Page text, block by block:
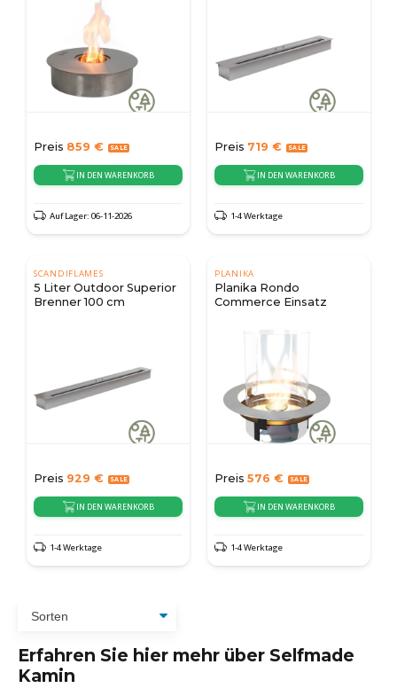
Preis 859 €
IN DEN WARENKORB
Auf Lager: 06-11-2026
Preis 719 €
IN DEN WARENKORB
1-4 Werktage
SCANDIFLAMES
5 Liter Outdoor Superior
Brenner 100 cm
Preis 929 €
IN DEN WARENKORB
1-4 Werktage
PLANIKA
Planika Rondo
Commerce Einsatz
Preis 576 €
IN DEN WARENKORB
1-4 Werktage
Erfahren Sie hier mehr über Selfmade
Kamin